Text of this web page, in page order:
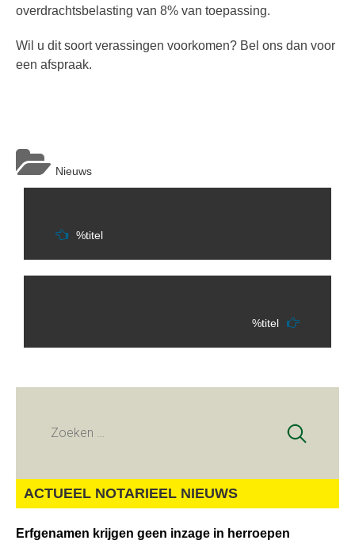
overdrachtsbelasting van 8% van toepassing.
Wil u dit soort verassingen voorkomen? Bel ons dan voor
een afspraak.
Nieuws
Berichtnavigatie
%titel
%titel
Zoeken
ACTUEEL NOTARIEEL NIEUWS
Erfgenamen krijgen geen inzage in herroepen